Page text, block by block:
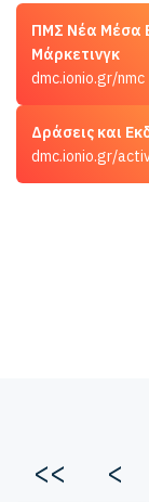
ΠΜΣ Νέα Μέσα
Μάρκετινγκ
dmc.ionio.gr/nmc
Δράσεις και
dmc.ionio.gr/
<< <